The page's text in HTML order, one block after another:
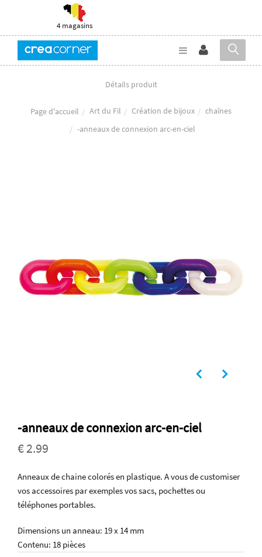
4 magasins
Détails produit
Page d'accueil Art du Fil Création de bijoux
chaînes
-anneaux de connexion arc-en-ciel
-anneaux de connexion arc-en-ciel
€ 2.99
Anneaux de chaine colorés en plastique. A vous de customiser
vos accessoires par exemples vos sacs, pochettes ou
téléphones portables.
Dimensions un anneau: 19 x 14 mm
Contenu: 18 pièces